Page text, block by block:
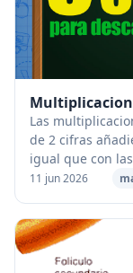
Las
de 2 cifras
igual que con
preparado
11 jun 2026